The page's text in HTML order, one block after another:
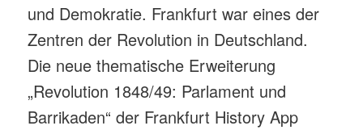
und Demokratie. Frankfurt war eines der
Zentren der Revolution in Deutschland.
Die neue thematische Erweiterung
„Revolution 1848/49: Parlament und
Barrikaden“ der Frankfurt History App